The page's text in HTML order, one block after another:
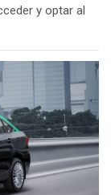
y optar al